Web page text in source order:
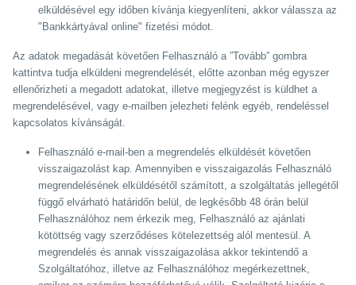
elküldésével egy időben kívánja kiegyenlíteni, akkor válassza az
"Bankkártyával online" fizetési módot.
Az adatok megadását követően Felhasználó a ”Tovább” gombra
kattintva tudja elküldeni megrendelését, előtte azonban még egyszer
ellenőrizheti a megadott adatokat, illetve megjegyzést is küldhet a
megrendelésével, vagy e-mailben jelezheti felénk egyéb, rendeléssel
kapcsolatos kívánságát.
Felhasználó e-mail-ben a megrendelés elküldését követően
visszaigazolást kap. Amennyiben e visszaigazolás Felhasználó
megrendelésének elküldésétől számított, a szolgáltatás jellegétől
függő elvárható határidőn belül, de legkésőbb 48 órán belül
Felhasználóhoz nem érkezik meg, Felhasználó az ajánlati
kötöttség vagy szerződéses kötelezettség alól mentesül. A
megrendelés és annak visszaigazolása akkor tekintendő a
Szolgáltatóhoz, illetve az Felhasználóhoz megérkezettnek,